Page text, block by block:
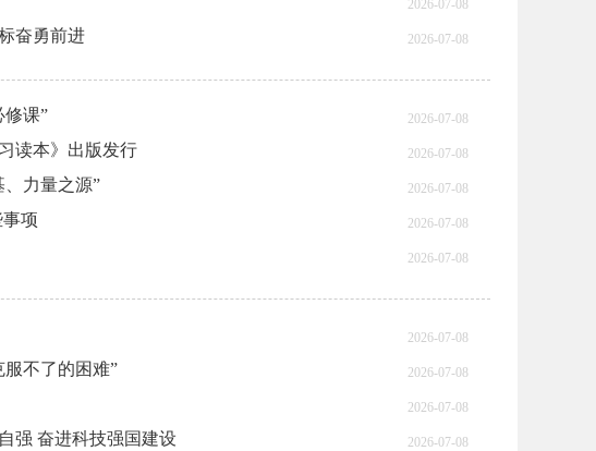
2026-07-08
奋勇前进 2026-07-08
修课” 2026-07-08
读本》出版发行 2026-07-08
力量之源” 2026-07-08
项 2026-07-08
2026-07-08
2026-07-08
不了的困难” 2026-07-08
2026-07-08
强 奋进科技强国建设 2026-07-08